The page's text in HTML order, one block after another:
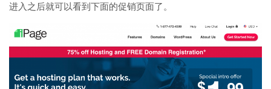
进入之后就可以看到下面的促销页面了。